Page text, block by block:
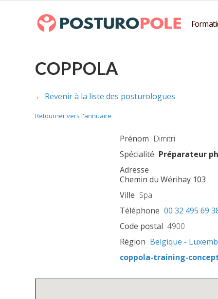
COPPOLA
← Revenir à la liste des posturologues
Retourner vers l'annuaire
Prénom Dimitri
Spécialité Préparateur
Adresse
Chemin du Wérihay 103
Ville Spa
Téléphone 00 32 495 69
Code postal 4900
Région Belgique -
coppola-training-